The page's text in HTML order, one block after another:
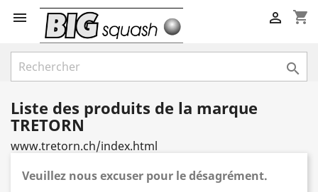
 shopping_cart


Liste des produits de la marque
TRETORN
www.tretorn.ch/index.html
Veuillez nous excuser pour le désagrément.